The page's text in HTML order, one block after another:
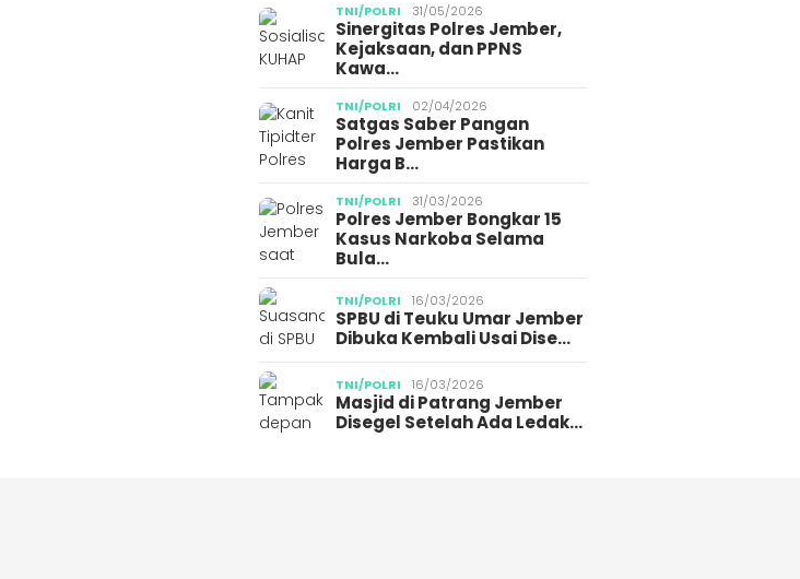
TNI/POLRI 31/05/2026
Sinergitas Polres Jember,
Kejaksaan, dan PPNS
Kawa…
TNI/POLRI 02/04/2026
Satgas Saber Pangan
Polres Jember Pastikan
Harga B…
TNI/POLRI 31/03/2026
Polres Jember Bongkar 15
Kasus Narkoba Selama
Bula…
TNI/POLRI 16/03/2026
SPBU di Teuku Umar Jember
Dibuka Kembali Usai Dise…
TNI/POLRI 16/03/2026
Masjid di Patrang Jember
Disegel Setelah Ada Ledak…